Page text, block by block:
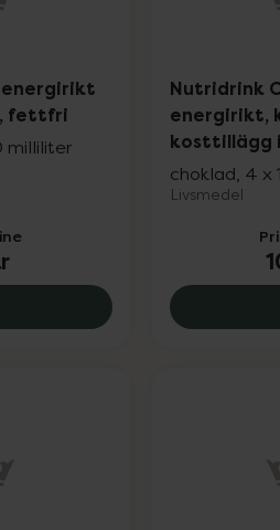
proteinrikt kosttillägg, 110
fettfri
milliliter
Nutridrink Jucy energirikt
Nutridrink
energirikt,
kosttillägg
choklad, 4 x
Livsmedel